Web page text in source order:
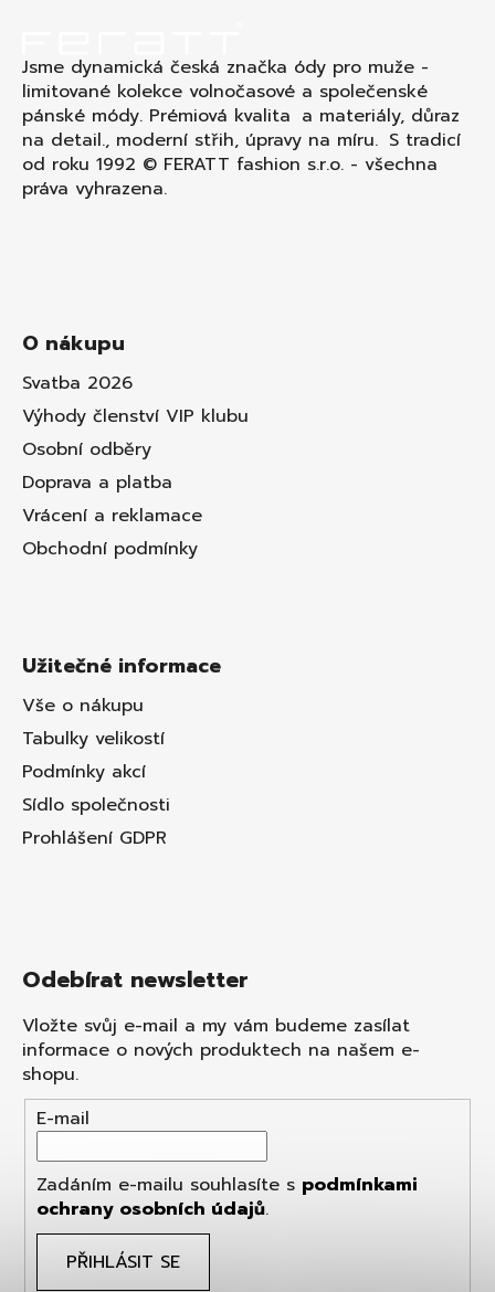
Jsme dynamická česká značka ódy pro muže -
limitované kolekce volnočasové a společenské
pánské módy. Prémiová kvalita a materiály, důraz
na detail., moderní střih, úpravy na míru. S tradicí
od roku 1992 © FERATT fashion s.r.o. - všechna
práva vyhrazena.
O nákupu
Svatba 2026
Výhody členství VIP klubu
Osobní odběry
Doprava a platba
Vrácení a reklamace
Obchodní podmínky
Užitečné informace
Vše o nákupu
Tabulky velikostí
Podmínky akcí
Sídlo společnosti
Prohlášení GDPR
Odebírat newsletter
Vložte svůj e-mail a my vám budeme zasílat
informace o nových produktech na našem e-
shopu.
E-mail
Zadáním e-mailu souhlasíte s podmínkami
ochrany osobních údajů.
PŘIHLÁSIT SE